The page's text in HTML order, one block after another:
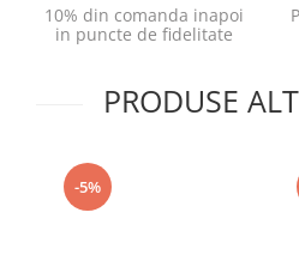
10% din comanda inapoi
in puncte de fidelitate
PRODUSE
-5%